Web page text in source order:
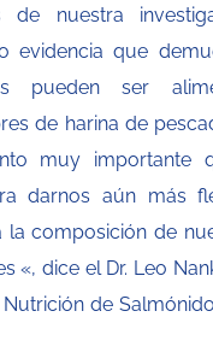
de nuestra
evidencia que
pueden ser
de harina de
muy importante
darnos aún más
la composición de
«, dice el Dr. Leo
de